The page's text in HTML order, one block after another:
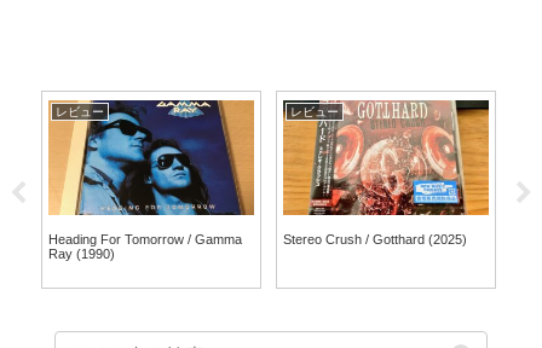
レビュー
Heading For Tomorrow / Gamma
Ray (1990)
レビュー
Stereo Crush / Gotthard (2025)